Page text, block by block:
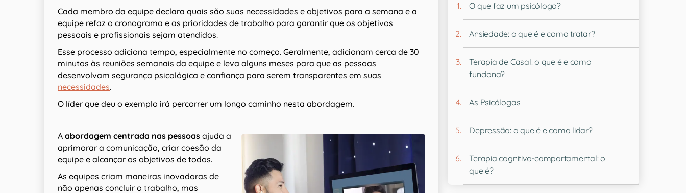
Cada membro da equipe declara quais são suas necessidades e objetivos para a semana e a
equipe refaz o cronograma e as prioridades de trabalho para garantir que os objetivos
pessoais e profissionais sejam atendidos.
Esse processo adiciona tempo, especialmente no começo. Geralmente, adicionam cerca de 30
minutos às reuniões semanais da equipe e leva alguns meses para que as pessoas
desenvolvam segurança psicológica e confiança para serem transparentes em suas
necessidades.
O líder que deu o exemplo irá percorrer um longo caminho nesta abordagem.
A abordagem centrada nas pessoas ajuda a
aprimorar a comunicação, criar coesão da
equipe e alcançar os objetivos de todos.
As equipes criam maneiras inovadoras de
não apenas concluir o trabalho, mas
O que faz um psicólogo?
Ansiedade: o que é e como tratar?
Terapia de Casal: o que é e como
funciona?
As Psicólogas
Depressão: o que é e como lidar?
Terapia cognitivo-comportamental: o
que é?